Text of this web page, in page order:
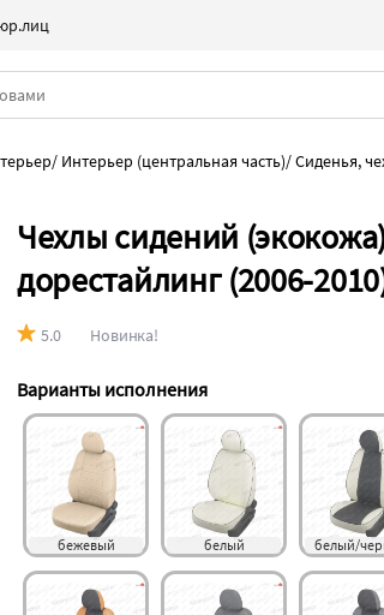
/ Интерьер (центральная часть)/Сиденья,
Чехлы сидений
дорестайлинг (2006-
5.0 Новинка!
Варианты исполнения
бежевый белый белый/